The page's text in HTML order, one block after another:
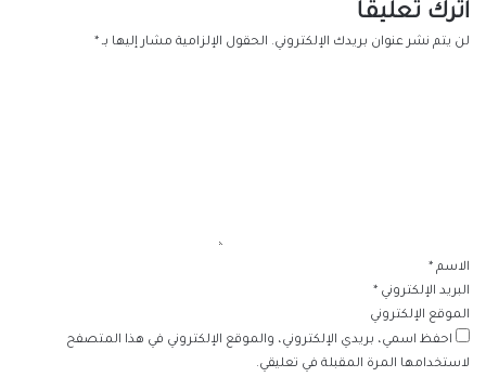
اترك تعليقاً
لن يتم نشر عنوان بريدك الإلكتروني. الحقول الإلزامية مشار إليها بـ *
الاسم *
البريد الإلكتروني *
الموقع الإلكتروني
احفظ اسمي، بريدي الإلكتروني، والموقع الإلكتروني في هذا المتصفح
لاستخدامها المرة المقبلة في تعليقي.